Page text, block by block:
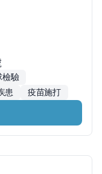
檢驗
患 疫苗施打